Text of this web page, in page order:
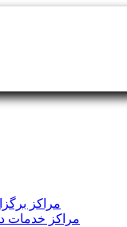
مراکز
مراکز خدمات